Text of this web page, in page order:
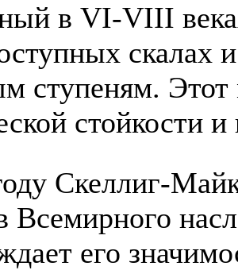
в VI-VIII
скалах
ступеням.
стойкости
Скеллиг-
Всемирного
его